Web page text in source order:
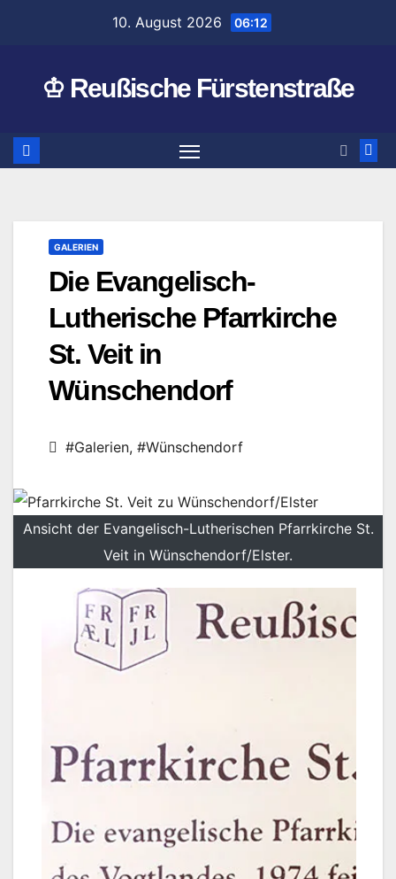
10. August 2026 06:12
♔ Reußische Fürstenstraße
GALERIEN
Die Evangelisch-
Lutherische Pfarrkirche
St. Veit in
Wünschendorf
#Galerien, #Wünschendorf
Ansicht der Evangelisch-Lutherischen Pfarrkirche St.
Veit in Wünschendorf/Elster.